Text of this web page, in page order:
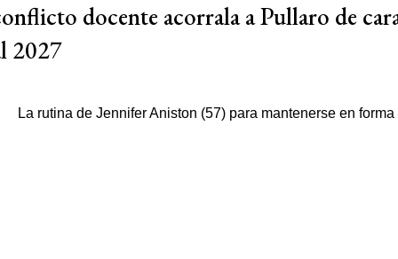
docente acorrala a Pullaro de
2027